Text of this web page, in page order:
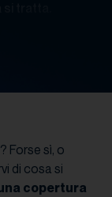
tratta.
Forse sì, o
di cosa si
copertura